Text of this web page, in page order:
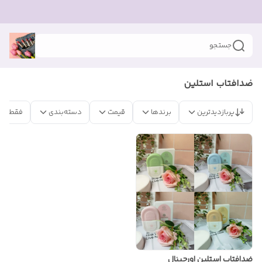
جستجو
ضدافتاب استلین
پربازدیدترین برندها قیمت دسته‌بندی فقط